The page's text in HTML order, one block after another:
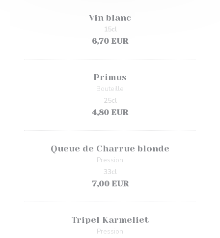
Vin blanc
6,70 EUR
15cl
Primus
Bouteille
4,80 EUR
25cl
Queue de Charrue blonde
Pression
7,00 EUR
33cl
Tripel Karmeliet
Pression